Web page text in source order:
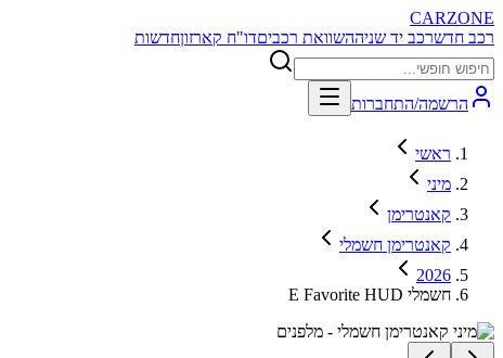
CARZONE
רכב חדשרכב יד שניההשוואת רכביםדו"ח קארזוןחדשות
הרשמה/התחברות
ראשי
מיני
קאנטרימן
קאנטרימן חשמלי
2026
E Favorite HUD חשמלי